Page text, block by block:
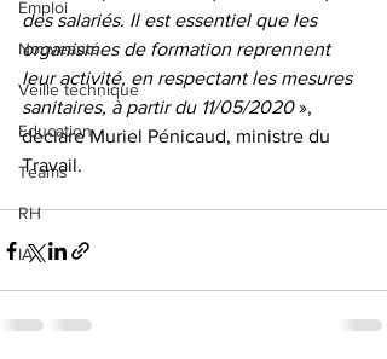
Emploi
Nouveauté
Veille technique
Education
Teams
RH
IA
des salariés. Il est essentiel que les
organismes de formation reprennent
leur activité, en respectant les mesures
sanitaires, à partir du 11/05/2020 »,
déclare Muriel Pénicaud, ministre du
Travail.